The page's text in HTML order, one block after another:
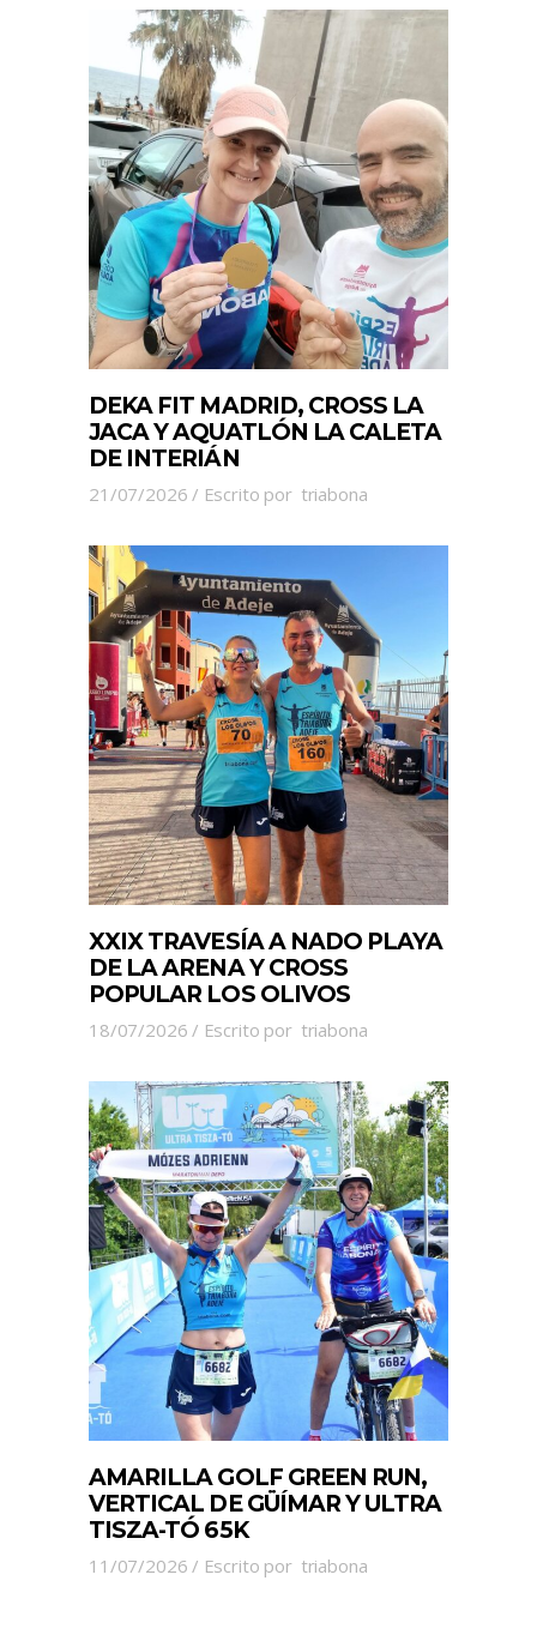
DEKA FIT MADRID, CROSS LA
JACA Y AQUATLÓN LA CALETA
DE INTERIÁN
21/07/2026 Escrito por triabona
XXIX TRAVESÍA A NADO PLAYA
DE LA ARENA Y CROSS
POPULAR LOS OLIVOS
18/07/2026 Escrito por triabona
AMARILLA GOLF GREEN RUN,
VERTICAL DE GÜÍMAR Y ULTRA
TISZA-TÓ 65K
11/07/2026 Escrito por triabona